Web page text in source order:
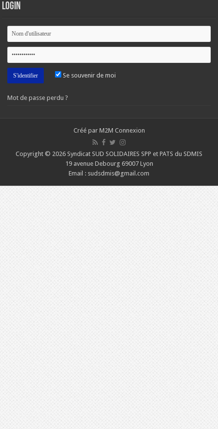
Login
Se souvenir de moi
Mot de passe perdu ?
Créé par M2M Connexion
Copyright © 2026 Syndicat SUD SOLIDAIRES SPP et PATS du SDMIS
19 avenue Debourg 69007 Lyon
Email : sudsdmis@gmail.com